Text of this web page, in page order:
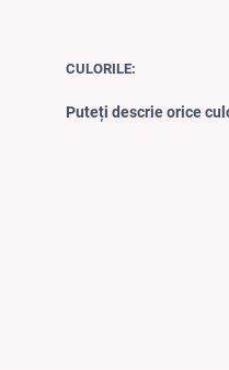
CULORILE:
Puteți descrie orice